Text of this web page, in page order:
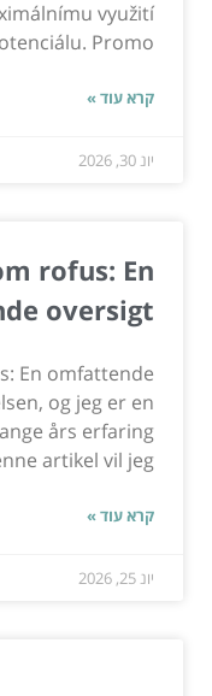
využití
Promo...
קרא עוד »
יונ 30, 2026
rofus: En
oversigt
En omfattende
og jeg er en
års erfaring
artikel vil jeg...
קרא עוד »
יונ 25, 2026